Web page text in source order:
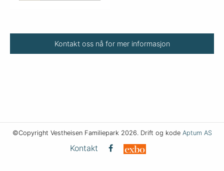
Kontakt oss nå for mer informasjon
©Copyright Vestheisen Familiepark 2026. Drift og kode Aptum AS
Kontakt